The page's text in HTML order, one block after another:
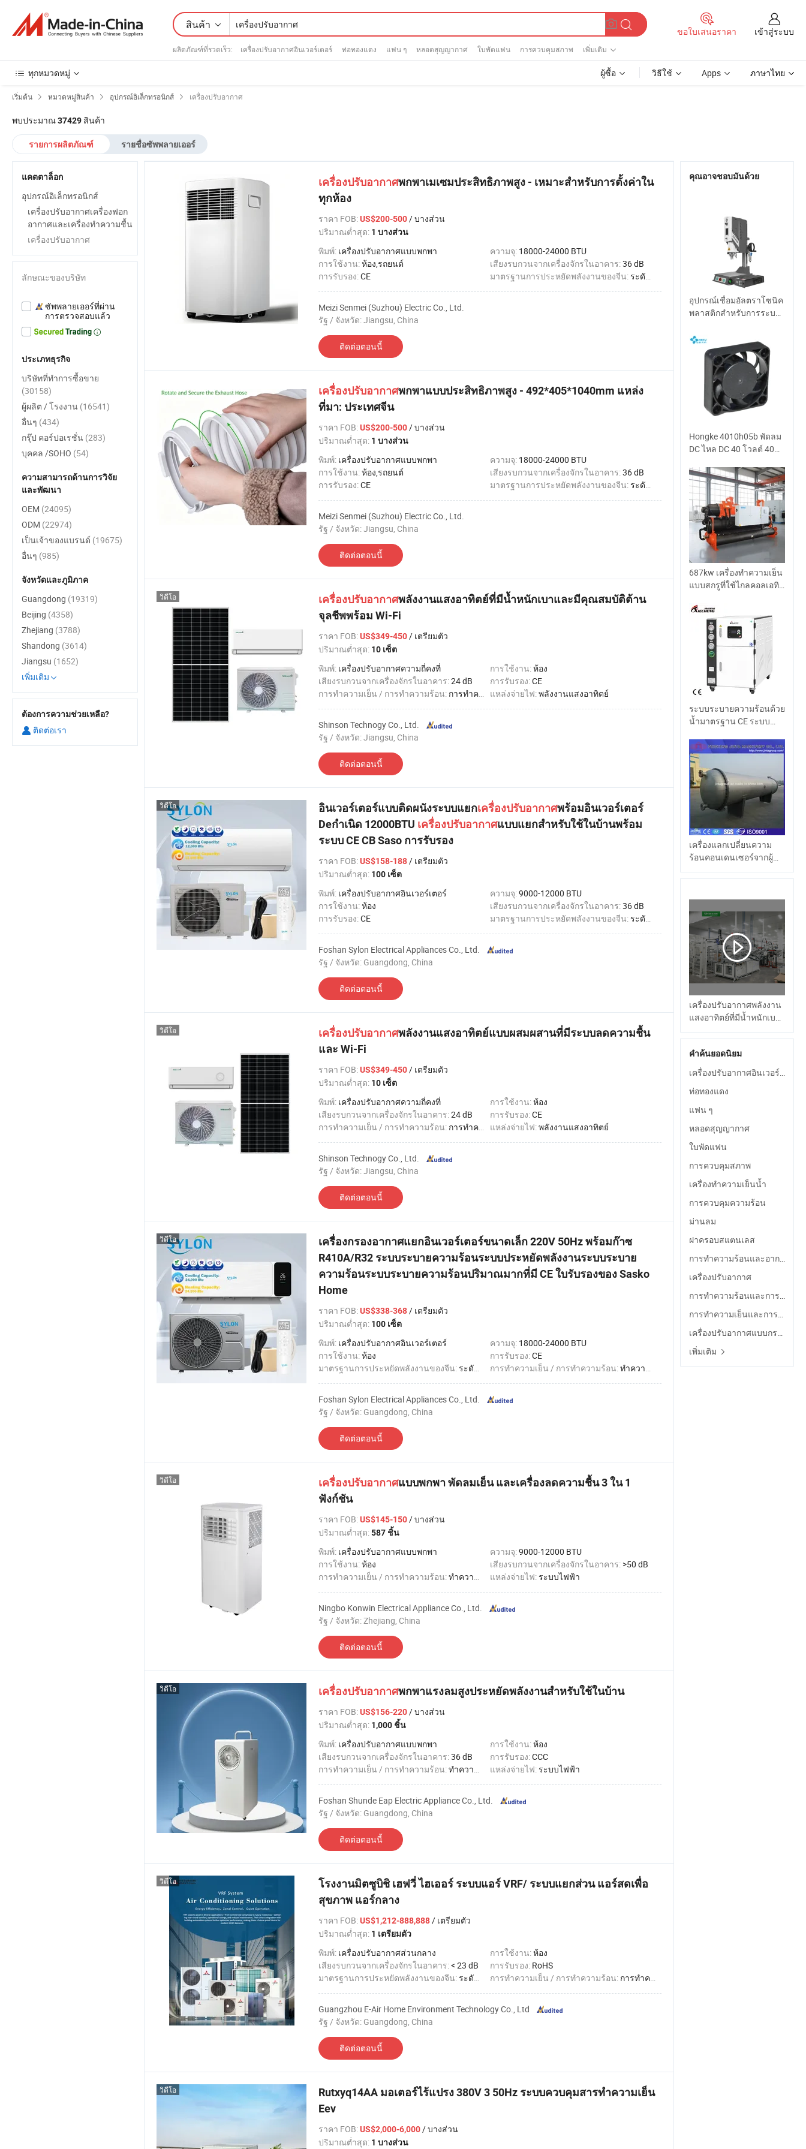
สินค้า
ผลิตภัณฑ์ที่รวดเร็ว: เครื่องปรับอากาศอินเวอร์เตอร์ ท่อทองแดง แฟน ๆ หลอดสุญญากาศ ใบพัดแฟน การควบคุมสภาพ เพิ่มเติม
ขอใบเสนอราคา เข้าสู่ระบบ
ทุกหมวดหมู่ ผู้ซื้อ วิธีใช้ Apps ภาษาไทย
เริ่มต้น หมวดหมู่สินค้า อุปกรณ์อิเล็กทรอนิกส์ เครื่องปรับอากาศ
พบประมาณ37429 สินค้า
รายการผลิตภัณฑ์ รายชื่อซัพพลายเออร์
เครื่องปรับอากาศพกพาเมเซมประสิทธิภาพสูง - เหมาะสำหรับการตั้งค่าใน
ทุกห้อง
ราคา FOB:US$200-500/ บางส่วน
ปริมาณต่ำสุด: 1 บางส่วน
พิมพ์: เครื่องปรับอากาศแบบพกพา ความจุ: 18000-24000 BTU
การใช้งาน:ห้อง,รถยนต์ เสียงรบกวนจากเครื่องจักรในอาคาร:36 dB
การรับรอง:CE มาตรฐานการประหยัดพลังงานของจีน:ระดับ 1
Meizi Senmei (Suzhou) Electric Co., Ltd.
รัฐ / จังหวัด: Jiangsu, China
ติดต่อตอนนี้
เครื่องปรับอากาศพกพาแบบประสิทธิภาพสูง - 492*405*1040mm แหล่ง
ที่มา: ประเทศจีน
ราคา FOB:US$200-500/ บางส่วน
ปริมาณต่ำสุด: 1 บางส่วน
พิมพ์: เครื่องปรับอากาศแบบพกพา ความจุ: 18000-24000 BTU
การใช้งาน:ห้อง,รถยนต์ เสียงรบกวนจากเครื่องจักรในอาคาร:36 dB
การรับรอง:CE มาตรฐานการประหยัดพลังงานของจีน:ระดับ 1
Meizi Senmei (Suzhou) Electric Co., Ltd.
รัฐ / จังหวัด: Jiangsu, China
ติดต่อตอนนี้
เครื่องปรับอากาศพลังงานแสงอาทิตย์ที่มีน้ำหนักเบาและมีคุณสมบัติต้าน
จุลชีพพร้อม Wi-Fi
ราคา FOB:US$349-450/ เตรียมตัว
ปริมาณต่ำสุด: 10 เซ็ต
พิมพ์: เครื่องปรับอากาศความถี่คงที่ การใช้งาน:ห้อง
เสียงรบกวนจากเครื่องจักรในอาคาร:24 dB การรับรอง:CE
การทำความเย็น / การทำความร้อน: การทำความเย็น / การทำความร้อน แหล่งจ่ายไฟ:พลังงานแสงอาทิตย์
Shinson Technogy Co., Ltd.
รัฐ / จังหวัด: Jiangsu, China
ติดต่อตอนนี้
วิดีโอ
อินเวอร์เตอร์แบบติดผนังระบบแยกเครื่องปรับอากาศพร้อมอินเวอร์เตอร์
Deกำเนิด 12000BTU เครื่องปรับอากาศแบบแยกสำหรับใช้ในบ้านพร้อม
ระบบ CE CB Saso การรับรอง
ราคา FOB:US$158-188/ เตรียมตัว
ปริมาณต่ำสุด: 100 เซ็ต
พิมพ์: เครื่องปรับอากาศอินเวอร์เตอร์ ความจุ:9000-12000 BTU
การใช้งาน:ห้อง เสียงรบกวนจากเครื่องจักรในอาคาร:36 dB
การรับรอง:CE มาตรฐานการประหยัดพลังงานของจีน:ระดับ 1
Foshan Sylon Electrical Appliances Co., Ltd.
รัฐ / จังหวัด: Guangdong, China
ติดต่อตอนนี้
วิดีโอ
เครื่องปรับอากาศพลังงานแสงอาทิตย์แบบผสมผสานที่มีระบบลดความชื้น
และ Wi-Fi
ราคา FOB:US$349-450/ เตรียมตัว
ปริมาณต่ำสุด: 10 เซ็ต
พิมพ์: เครื่องปรับอากาศความถี่คงที่ การใช้งาน:ห้อง
เสียงรบกวนจากเครื่องจักรในอาคาร:24 dB การรับรอง:CE
การทำความเย็น / การทำความร้อน: การทำความเย็น / การทำความร้อน แหล่งจ่ายไฟ:พลังงานแสงอาทิตย์
Shinson Technogy Co., Ltd.
รัฐ / จังหวัด: Jiangsu, China
ติดต่อตอนนี้
วิดีโอ
เครื่องกรองอากาศแยกอินเวอร์เตอร์ขนาดเล็ก 220V 50Hz พร้อมก๊าซ
R410A/R32 ระบบระบายความร้อนระบบประหยัดพลังงานระบบระบาย
ความร้อนระบบระบายความร้อนปริมาณมากที่มี CE ใบรับรองของ Sasko
Home
ราคา FOB:US$338-368/ เตรียมตัว
ปริมาณต่ำสุด: 100 เซ็ต
พิมพ์: เครื่องปรับอากาศอินเวอร์เตอร์ ความจุ: 18000-24000 BTU
การใช้งาน:ห้อง การรับรอง:CE
มาตรฐานการประหยัดพลังงานของจีน:ระดับ 1 การทำความเย็น / การทำความร้อน:ทำความเย็นเท่านั้น
Foshan Sylon Electrical Appliances Co., Ltd.
รัฐ / จังหวัด: Guangdong, China
ติดต่อตอนนี้
วิดีโอ
เครื่องปรับอากาศแบบพกพา พัดลมเย็น และเครื่องลดความชื้น 3 ใน 1
ฟังก์ชัน
ราคา FOB:US$145-150/ บางส่วน
ปริมาณต่ำสุด:587 ชิ้น
พิมพ์: เครื่องปรับอากาศแบบพกพา ความจุ:9000-12000 BTU
การใช้งาน:ห้อง เสียงรบกวนจากเครื่องจักรในอาคาร: >50 dB
การทำความเย็น / การทำความร้อน:ทำความเย็นเท่านั้น แหล่งจ่ายไฟ:ระบบไฟฟ้า
Ningbo Konwin Electrical Appliance Co., Ltd.
รัฐ / จังหวัด: Zhejiang, China
ติดต่อตอนนี้
วิดีโอ
เครื่องปรับอากาศพกพาแรงลมสูงประหยัดพลังงานสำหรับใช้ในบ้าน
ราคา FOB:US$156-220/ บางส่วน
ปริมาณต่ำสุด: 1,000 ชิ้น
พิมพ์: เครื่องปรับอากาศแบบพกพา การใช้งาน:ห้อง
เสียงรบกวนจากเครื่องจักรในอาคาร:36 dB การรับรอง:CCC
การทำความเย็น / การทำความร้อน:ทำความเย็นเท่านั้น แหล่งจ่ายไฟ:ระบบไฟฟ้า
Foshan Shunde Eap Electric Appliance Co., Ltd.
รัฐ / จังหวัด: Guangdong, China
ติดต่อตอนนี้
วิดีโอ
โรงงานมิตซูบิชิ เฮฟวี่ ไฮเออร์ ระบบแอร์ VRF/ ระบบแยกส่วน แอร์สดเพื่อ
สุขภาพ แอร์กลาง
ราคา FOB:US$1,212-888,888/ เตรียมตัว
ปริมาณต่ำสุด: 1 เตรียมตัว
พิมพ์: เครื่องปรับอากาศส่วนกลาง การใช้งาน:ห้อง
เสียงรบกวนจากเครื่องจักรในอาคาร:< 23 dB การรับรอง: RoHS
มาตรฐานการประหยัดพลังงานของจีน:ระดับ 1 การทำความเย็น / การทำความร้อน: การทำความเย็น / การทำความร้อน
Guangzhou E-Air Home Environment Technology Co., Ltd
รัฐ / จังหวัด: Guangdong, China
ติดต่อตอนนี้
วิดีโอ
Rutxyq14AA มอเตอร์ไร้แปรง 380V 3 50Hz ระบบควบคุมสารทำความเย็น
Eev
ราคา FOB:US$2,000-6,000/ บางส่วน
ปริมาณต่ำสุด: 1 บางส่วน
วิดีโอ
คุณอาจชอบมันด้วย
อุปกรณ์เชื่อมอัลตราโซนิค
พลาสติกสำหรับการระบาย
สำหรับซีลและ การเชื่อม
ด้วย CE และ ISO
Hongke 4010h05b พัดลม
DC ไหล DC 40 โวลต์ 40
การระบายความร้อน
687kw เครื่องทำความเย็น
แบบสกรูที่ใช้ไกลคอลเอทิลี
การระบายความร้อน
ระบบระบายความร้อนด้วย
น้ำมาตรฐาน CE ระบบ
พลาสติก เครื่องทำความ
เย็นน้ำอุตสาหกรรม
เครื่องแลกเปลี่ยนความ
ร้อนคอนเดนเซอร์จากผู้
ผลิตในประเทศจีน
เครื่องปรับอากาศพลังงาน
แสงอาทิตย์ที่มีน้ำหนักเบา
และมีคุณสมบัติต้านจุลชีพ
พร้อม Wi-Fi
คำค้นยอดนิยม
เครื่องปรับอากาศอินเวอร์เตอร์
ท่อทองแดง
แฟน ๆ
หลอดสุญญากาศ
ใบพัดแฟน
การควบคุมสภาพ
เครื่องทำความเย็นน้ำ
การควบคุมความร้อน
ม่านลม
ฝาครอบสแตนเลส
การทำความร้อนและอากาศ
เครื่องปรับอากาศ
การทำความร้อนและการทำความเย็น
การทำความเย็นและการทำความร้อน
เครื่องปรับอากาศแบบกระแสตรง
เพิ่มเติม
แคตตาล็อก
อุปกรณ์อิเล็กทรอนิกส์
เครื่องปรับอากาศเครื่องฟอก
อากาศและเครื่องทำความชื้น
เครื่องปรับอากาศ
ลักษณะของบริษัท
ซัพพลายเออร์ที่ผ่าน
การตรวจสอบแล้ว
ประเภทธุรกิจ
บริษัทที่ทำการซื้อขาย
(30158)
ผู้ผลิต / โรงงาน (16541)
อื่นๆ (434)
กรุ๊ป คอร์ปอเรชั่น (283)
บุคคล /SOHO (54)
ความสามารถด้านการวิจัย
และพัฒนา
OEM (24095)
ODM (22974)
เป็นเจ้าของแบรนด์ (19675)
อื่นๆ (985)
จังหวัดและภูมิภาค
Guangdong (19319)
Beijing (4358)
Zhejiang (3788)
Shandong (3614)
Jiangsu (1652)
เพิ่มเติม
ต้องการความช่วยเหลือ?
ติดต่อเรา